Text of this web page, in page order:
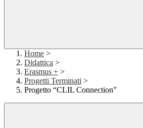
Home >
Didattica >
Erasmus + >
Progetti Terminati >
Progetto “CLIL Connection”